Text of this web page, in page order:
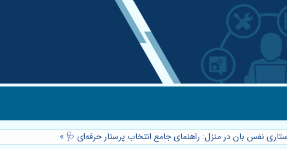
نفس بان در منزل: راهنمای جامع انتخاب پرستار حرفه‌ای 🩺 »